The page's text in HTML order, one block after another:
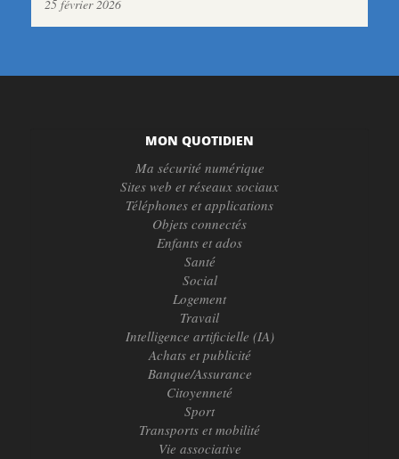
25 février 2026
MON QUOTIDIEN
Ma sécurité numérique
Sites web et réseaux sociaux
Téléphones et applications
Objets connectés
Enfants et ados
Santé
Social
Logement
Travail
Intelligence artificielle (IA)
Achats et publicité
Banque/Assurance
Citoyenneté
Sport
Transports et mobilité
Vie associative